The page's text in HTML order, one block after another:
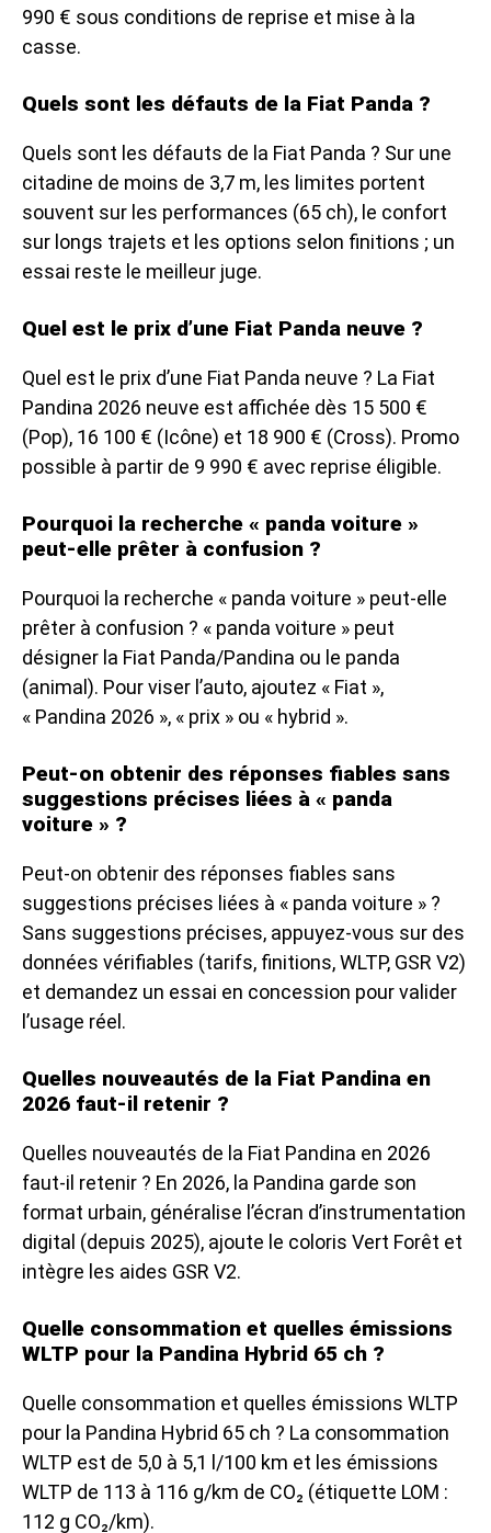
990 € sous conditions de reprise et mise à la
casse.
Quels sont les défauts de la Fiat Panda ?
Quels sont les défauts de la Fiat Panda ? Sur une
citadine de moins de 3,7 m, les limites portent
souvent sur les performances (65 ch), le confort
sur longs trajets et les options selon finitions ; un
essai reste le meilleur juge.
Quel est le prix d’une Fiat Panda neuve ?
Quel est le prix d’une Fiat Panda neuve ? La Fiat
Pandina 2026 neuve est affichée dès 15 500 €
(Pop), 16 100 € (Icône) et 18 900 € (Cross). Promo
possible à partir de 9 990 € avec reprise éligible.
Pourquoi la recherche « panda voiture »
peut-elle prêter à confusion ?
Pourquoi la recherche « panda voiture » peut-elle
prêter à confusion ? « panda voiture » peut
désigner la Fiat Panda/Pandina ou le panda
(animal). Pour viser l’auto, ajoutez « Fiat »,
« Pandina 2026 », « prix » ou « hybrid ».
Peut-on obtenir des réponses fiables sans
suggestions précises liées à « panda
voiture » ?
Peut-on obtenir des réponses fiables sans
suggestions précises liées à « panda voiture » ?
Sans suggestions précises, appuyez-vous sur des
données vérifiables (tarifs, finitions, WLTP, GSR V2)
et demandez un essai en concession pour valider
l’usage réel.
Quelles nouveautés de la Fiat Pandina en
2026 faut-il retenir ?
Quelles nouveautés de la Fiat Pandina en 2026
faut-il retenir ? En 2026, la Pandina garde son
format urbain, généralise l’écran d’instrumentation
digital (depuis 2025), ajoute le coloris Vert Forêt et
intègre les aides GSR V2.
Quelle consommation et quelles émissions
WLTP pour la Pandina Hybrid 65 ch ?
Quelle consommation et quelles émissions WLTP
pour la Pandina Hybrid 65 ch ? La consommation
WLTP est de 5,0 à 5,1 l/100 km et les émissions
WLTP de 113 à 116 g/km de CO₂ (étiquette LOM :
112 g CO₂/km).